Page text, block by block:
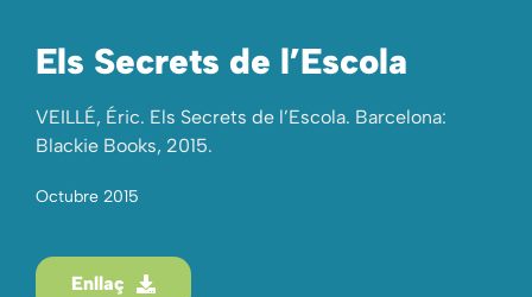
Els Secrets de l’Escola
VEILLÉ, Éric. Els Secrets de l’Escola. Barcelona:
Blackie Books, 2015.
Octubre 2015
Enllaç